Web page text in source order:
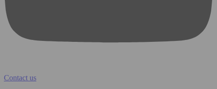
Contact us